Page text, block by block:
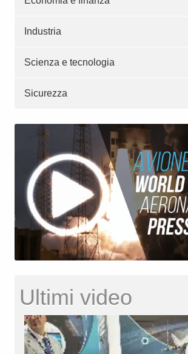
Industria
Scienza e tecnologia
Sicurezza
Ultimi video